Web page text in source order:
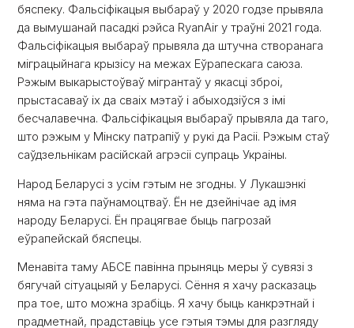
бяспеку. Фальсіфікацыя выбараў у 2020 годзе прывяла
да вымушанай пасадкі рэйса RyanAir у траўні 2021 года.
Фальсіфікацыя выбараў прывяла да штучна створанага
міграцыйнага крызісу на межах Еўрапескага саюза.
Рэжым выкарыстоўваў мігрантаў у якасці зброі,
прыстасаваў іх да сваіх мэтаў і абыходзіўся з імі
бесчалавечна. Фальсіфікацыя выбараў прывяла да таго,
што рэжым у Мінску патрапіў у рукі да Расіі. Рэжым стаў
саўдзельнікам расійскай агрэсіі супраць Украіны.
Народ Беларусі з усім гэтым не згодны. У Лукашэнкі
няма на гэта паўнамоцтваў. Ён не дзейнічае ад імя
народу Беларусі. Ён працягвае быць пагрозай
еўрапейскай бяспецы.
Менавіта таму АБСЕ павінна прыняць меры ў сувязі з
бягучай сітуацыяй у Беларусі. Сёння я хачу расказаць
пра тое, што можна зрабіць. Я хачу быць канкрэтнай і
прадметнай, прадставіць усе гэтыя тэмы для разгляду